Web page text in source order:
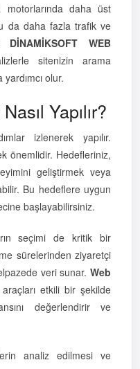
motorlarında daha üst
da daha fazla trafik ve
DİNAMİKSOFT WEB
sitenizin arama
yardımcı olur.
Yapılır?
izlenerek yapılır.
önemlidir. Hedefleriniz,
geliştirmek veya
Bu hedeflere uygun
başlayabilirsiniz.
seçimi de kritik bir
sürelerinden ziyaretçi
veri sunar. Web
etkili bir şekilde
değerlendirir ve
analiz edilmesi ve